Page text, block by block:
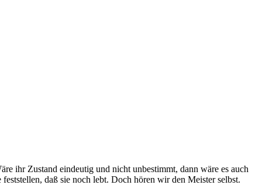
ihr Zustand eindeutig und nicht unbestimmt, dann wäre es auch
daß sie noch lebt. Doch hören wir den Meister selbst.